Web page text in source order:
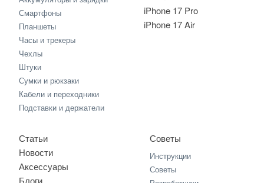
iPhone 17 Pro
iPhone 17 Air
Смартфоны
Планшеты
Часы и трекеры
Чехлы
Штуки
Сумки и рюкзаки
Кабели и переходники
Подставки и держатели
Статьи
Новости
Аксессуары
Блоги
Советы
Инструкции
Советы